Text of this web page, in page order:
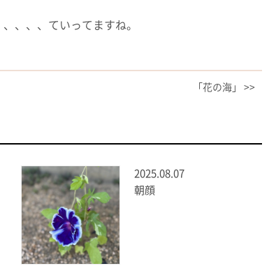
、、、ていってますね。
「花の海」 >>
2025.08.07
朝顔